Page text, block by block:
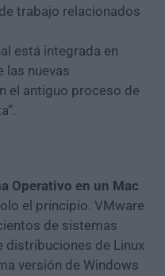
trabajo relacionados
está integrada en
las nuevas
el antiguo proceso de
Operativo en un Mac
el principio. VMware
de sistemas
distribuciones de Linux
versión de Windows